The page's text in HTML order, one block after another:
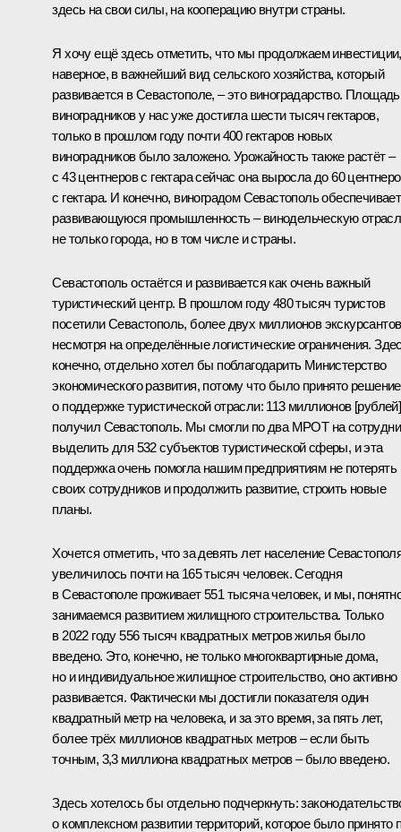
здесь на свои силы, на кооперацию внутри страны.
Я хочу ещё здесь отметить, что мы продолжаем инвестиции,
наверное, в важнейший вид сельского хозяйства, который
развивается в Севастополе, – это виноградарство. Площадь
виноградников у нас уже достигла шести тысяч гектаров,
только в прошлом году почти 400 гектаров новых
виноградников было заложено. Урожайность также растёт –
с 43 центнеров с гектара сейчас она выросла до 60
с гектара. И конечно, виноградом Севастополь обеспечивает
развивающуюся промышленность – винодельческую
не только города, но в том числе и страны.
Севастополь остаётся и развивается как очень важный
туристический центр. В прошлом году 480 тысяч туристов
посетили Севастополь, более двух миллионов
несмотря на определённые логистические ограничения.
конечно, отдельно хотел бы поблагодарить Министерство
экономического развития, потому что было принято решение
о поддержке туристической отрасли: 113 миллионов [рублей]
получил Севастополь. Мы смогли по два МРОТ на
выделить для 532 субъектов туристической сферы, и эта
поддержка очень помогла нашим предприятиям не потерять
своих сотрудников и продолжить развитие, строить новые
планы.
Хочется отметить, что за девять лет население
увеличилось почти на 165 тысяч человек. Сегодня
в Севастополе проживает 551 тысяча человек, и мы,
занимаемся развитием жилищного строительства. Только
в 2022 году 556 тысяч квадратных метров жилья было
введено. Это, конечно, не только многоквартирные дома,
но и индивидуальное жилищное строительство, оно активно
развивается. Фактически мы достигли показателя один
квадратный метр на человека, и за это время, за пять лет,
более трёх миллионов квадратных метров – если быть
точным, 3,3 миллиона квадратных метров – было введено.
Здесь хотелось бы отдельно подчеркнуть:
о комплексном развитии территорий, которое было принято